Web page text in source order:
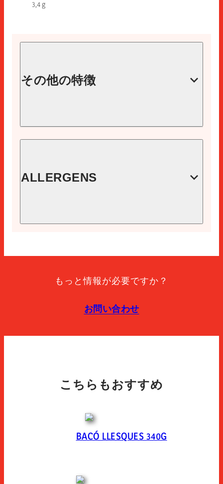
3,4 g
その他の特徴
コード
イーエヌ
8410060184701
Manténgase entre 0°c y 5°c. una vez abierto el envase
conservar en condiciones de refrigeración, protegido y
de consumir el producto.
Envasado en atmosfera protectora. mezcla de gases:
ALLERGENS
もっと情報が必要ですか？
お問い合わせ
こちらもおすすめ
BACÓ LLESQUES 340G